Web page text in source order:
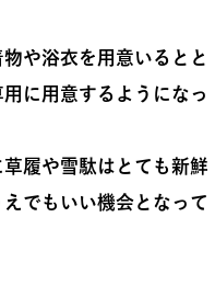
や浴衣を用意いるとと
に用意するようになっ
履や雪駄はとても新鮮
でもいい機会となって